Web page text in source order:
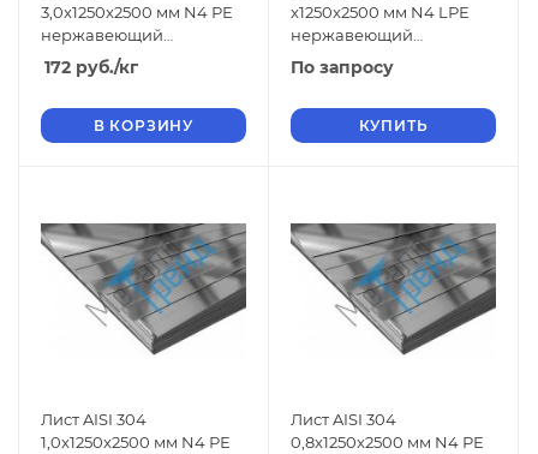
3,0x1250x2500 мм N4 РЕ
нержавеющий
шлифованный
172 руб./кг
В КОРЗИНУ
x1250x2500 мм N4 LРЕ
нержавеющий
шлифованный
По запросу
КУПИТЬ
Лист AISI 304
1,0x1250x2500 мм N4 РЕ
Лист AISI 304
0,8x1250x2500 мм N4 РЕ